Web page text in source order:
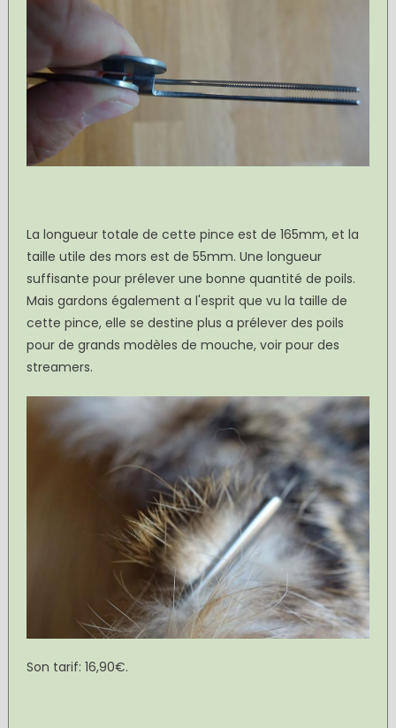
La longueur totale de cette pince est de 165mm, et la
taille utile des mors est de 55mm. Une longueur
suffisante pour prélever une bonne quantité de poils.
Mais gardons également a l'esprit que vu la taille de
cette pince, elle se destine plus a prélever des poils
pour de grands modèles de mouche, voir pour des
streamers.
Son tarif: 16,90€.